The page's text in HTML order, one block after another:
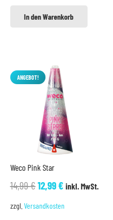
In den Warenkorb
ANGEBOT!
Weco Pink Star
14,99€Ursprünglicher
12,99€Aktueller
inkl. MwSt.
zzgl. Versandkosten